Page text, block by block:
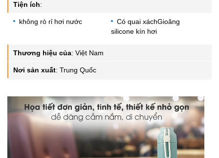
Tiện ích:
không rò rỉ hơi nước
Có quai xáchGioăng
silicone kín hơi
Thương hiệu của: Việt Nam
Nơi sản xuất: Trung Quốc